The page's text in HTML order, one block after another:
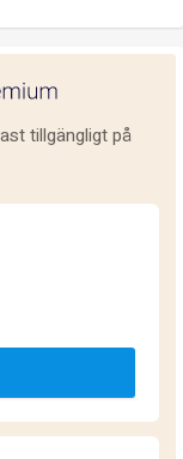
tillgängligt på